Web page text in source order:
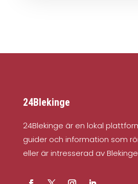
24Blekinge
24Blekinge är en lokal
guider och information som
eller är intresserad av